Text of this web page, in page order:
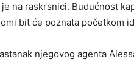
na raskrsnici. Budućnost
bit će poznata početkom
njegovog agenta